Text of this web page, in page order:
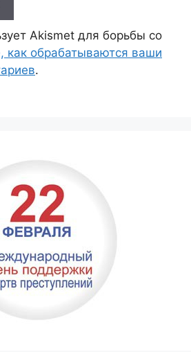
Akismet для борьбы со
как обрабатываются ваши
.